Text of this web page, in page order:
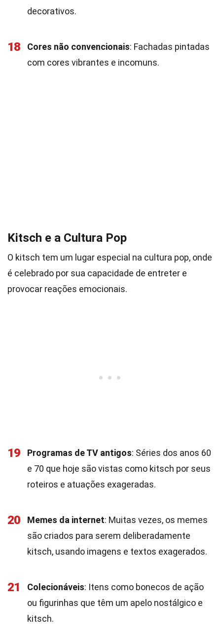
decorativos.
18 Cores não convencionais: Fachadas pintadas
com cores vibrantes e incomuns.
Kitsch e a Cultura Pop
O kitsch tem um lugar especial na cultura pop, onde
é celebrado por sua capacidade de entreter e
provocar reações emocionais.
19 Programas de TV antigos: Séries dos anos 60
e 70 que hoje são vistas como kitsch por seus
roteiros e atuações exageradas.
20 Memes da internet: Muitas vezes, os memes
são criados para serem deliberadamente
kitsch, usando imagens e textos exagerados.
21 Colecionáveis: Itens como bonecos de ação
ou figurinhas que têm um apelo nostálgico e
kitsch.